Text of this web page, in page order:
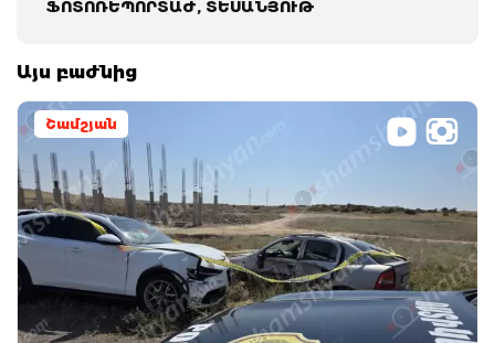
ՖՈՏՈՌԵՊՈՐՏԱԺ, ՏԵՍԱՆՅՈՒԹ
Այս բաժնից
Շամշյան